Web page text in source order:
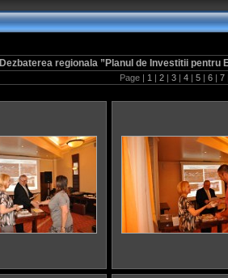
Dezbaterea regionala ”Planul de Investitii pentru
Page | 1 | 2 | 3 | 4 | 5 | 6 | 7